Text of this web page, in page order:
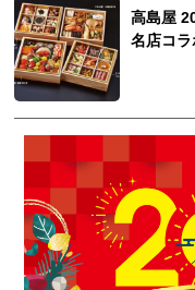
高島屋
名店コ